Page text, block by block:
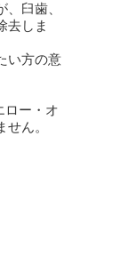
臼歯、
去しま
い方の意
ロー・オ
ん。